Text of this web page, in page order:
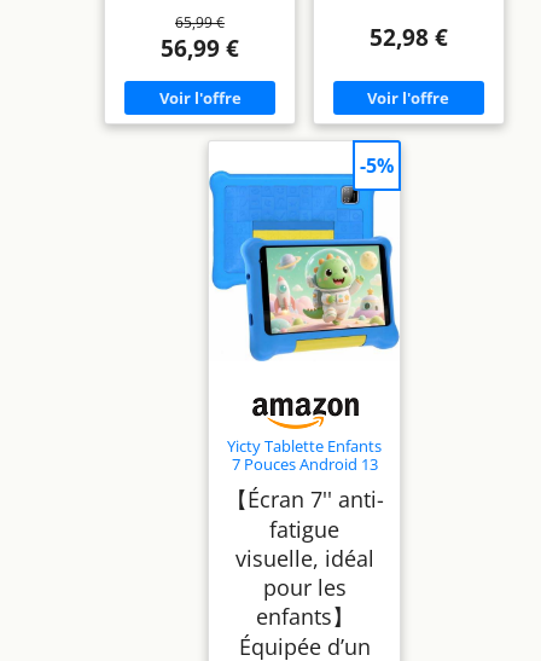
65,99 €
56,99 € 52,98 €
Yicty Tablette Enfants
7 Pouces Android 13
Tablette pour Enfant
5GB RAM 32GB
ROM(TF 128GB)
Contrôle Parental,
GMS, WiFi, Bluetooth,
Kids Tablette
【Écran 7'' anti-
fatigue
visuelle, idéal
pour les
enfants】
Équipée d’un
-5%